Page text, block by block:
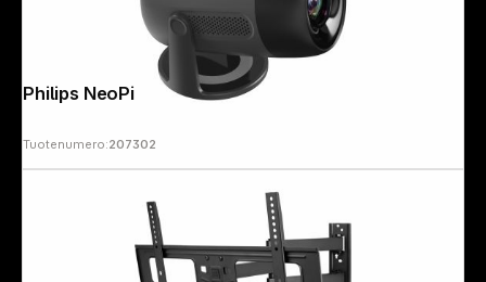
Philips NeoPix 150
Tuotenumero:207302